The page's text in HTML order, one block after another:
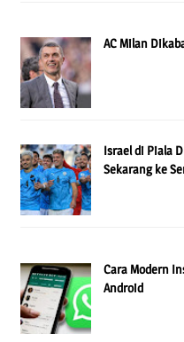
AC Milan
Israel di Piala
Sekarang ke
Cara Modern
Android